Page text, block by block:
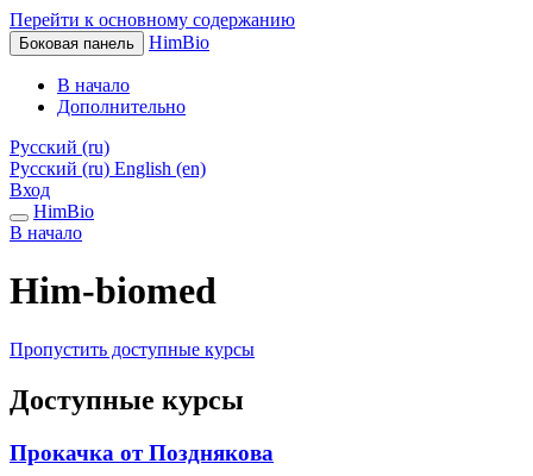
Перейти к основному содержанию
Боковая панель HimBio
В начало
Дополнительно
Русский ‎(ru)‎
Русский ‎(ru)‎ English ‎(en)‎
Вход
HimBio
В начало
Him-biomed
Пропустить доступные курсы
Доступные курсы
Прокачка от Позднякова